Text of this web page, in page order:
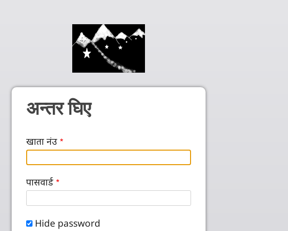
अन्तर घिए
खाता नंउ
पासवार्ड
Hide password